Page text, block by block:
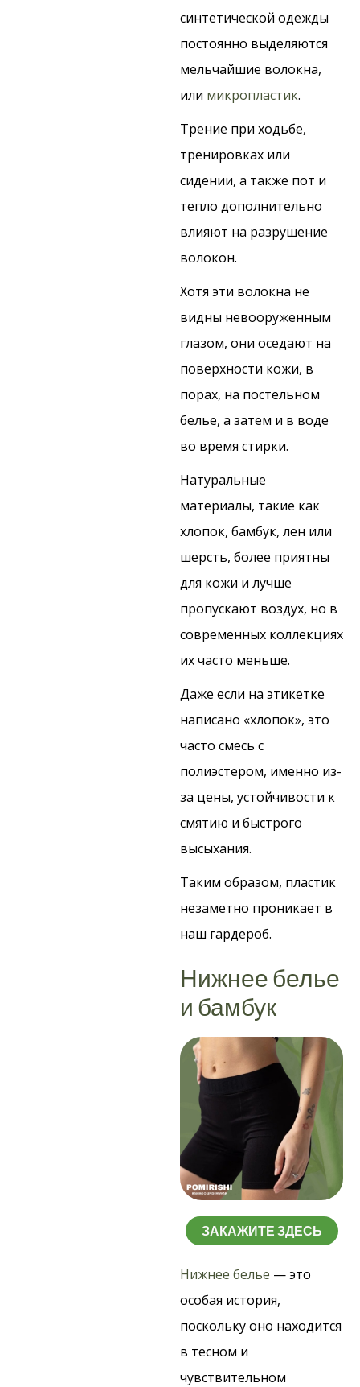
синтетической одежды
постоянно выделяются
мельчайшие волокна,
или микропластик.
Трение при ходьбе,
тренировках или
сидении, а также пот и
тепло дополнительно
влияют на разрушение
волокон.
Хотя эти волокна не
видны невооруженным
глазом, они оседают на
поверхности кожи, в
порах, на постельном
белье, а затем и в воде
во время стирки.
Натуральные
материалы, такие как
хлопок, бамбук, лен или
шерсть, более приятны
для кожи и лучше
пропускают воздух, но в
современных коллекциях
их часто меньше.
Даже если на этикетке
написано «хлопок», это
часто смесь с
полиэстером, именно из-
за цены, устойчивости к
смятию и быстрого
высыхания.
Таким образом, пластик
незаметно проникает в
наш гардероб.
Нижнее белье
и бамбук
ЗАКАЖИТЕ ЗДЕСЬ
Нижнее белье — это
особая история,
поскольку оно находится
в тесном и
чувствительном